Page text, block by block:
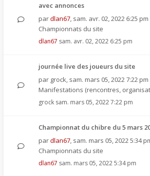
avec annonces
pardlan67, sam. avr. 02, 2022 6:25 pm
Championnats du site
dlan67 sam. avr. 02, 2022 6:25 pm
journée live des joueurs du site
par grock, sam. mars 05, 2022 7:22 pm
Manifestations (rencontres,
grock sam. mars 05, 2022 7:22 pm
Championnat du chibre du 5 mars
pardlan67, sam. mars 05, 2022 5:34
Championnats du site
dlan67 sam. mars 05, 2022 5:34 pm